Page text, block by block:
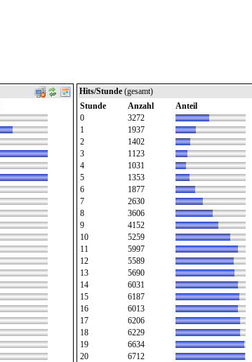
Hits/Stunde (gesamt)
Stunde
Anzahl
Anteil
0
3272
1
1937
2
1402
3
1123
4
1031
5
1353
6
1877
7
2630
8
3606
9
4152
10
5259
11
5997
12
5589
13
5690
14
6031
15
6187
16
6013
17
6206
18
6229
19
6634
20
6712